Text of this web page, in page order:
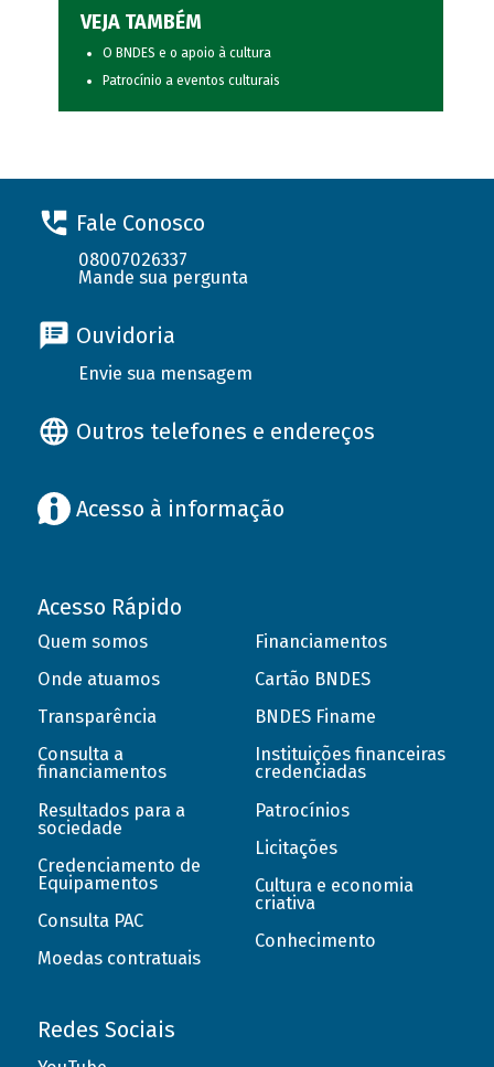
VEJA TAMBÉM
O BNDES e o apoio à cultura
Patrocínio a eventos culturais
Fale Conosco
08007026337
Mande sua pergunta
Ouvidoria
Envie sua mensagem
Outros telefones e endereços
Acesso à informação
Acesso Rápido
Quem somos
Onde atuamos
Transparência
Consulta a
financiamentos
Resultados para a
sociedade
Credenciamento de
Equipamentos
Consulta PAC
Moedas contratuais
Financiamentos
Cartão BNDES
BNDES Finame
Instituições financeiras
credenciadas
Patrocínios
Licitações
Cultura e economia
criativa
Conhecimento
Redes Sociais